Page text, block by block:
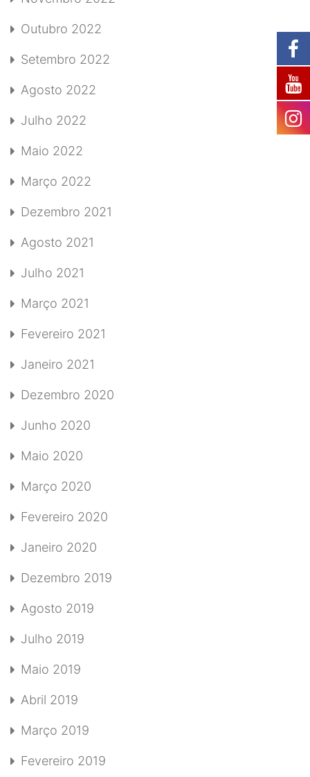
Outubro 2022
Setembro 2022
Agosto 2022
Julho 2022
Maio 2022
Março 2022
Dezembro 2021
Agosto 2021
Julho 2021
Março 2021
Fevereiro 2021
Janeiro 2021
Dezembro 2020
Junho 2020
Maio 2020
Março 2020
Fevereiro 2020
Janeiro 2020
Dezembro 2019
Agosto 2019
Julho 2019
Maio 2019
Abril 2019
Março 2019
Fevereiro 2019